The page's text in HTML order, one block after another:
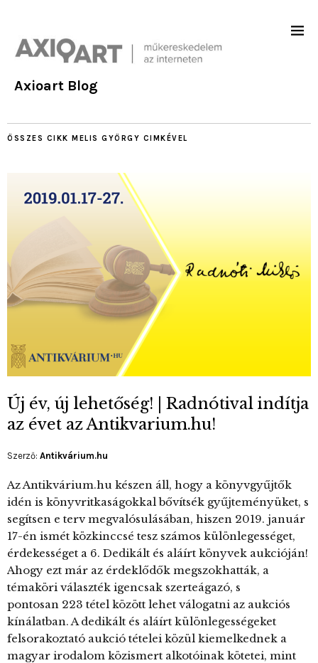
Axioart Blog
ÖSSZES CIKK MELIS GYÖRGY CIMKÉVEL
Új év, új lehetőség! | Radnótival indítja
az évet az Antikvarium.hu!
Szerző: Antikvárium.hu
Az Antikvárium.hu készen áll, hogy a könyvgyűjtők
idén is könyvritkaságokkal bővítsék gyűjteményüket, s
segítsen e terv megvalósulásában, hiszen 2019. január
17-én ismét közkinccsé tesz számos különlegességet,
érdekességet a 6. Dedikált és aláírt könyvek aukcióján!
Ahogy ezt már az érdeklődők megszokhatták, a
témaköri választék igencsak szerteágazó, s
pontosan 223 tétel között lehet válogatni az aukciós
kínálatban. A dedikált és aláírt különlegességeket
felsorakoztató aukció tételei közül kiemelkednek a
magyar irodalom közismert alkotóinak kötetei, mint